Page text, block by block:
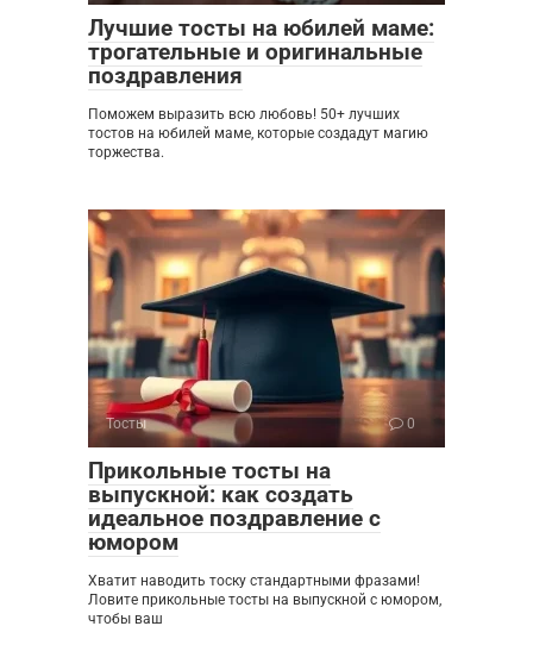
Лучшие тосты на юбилей маме:
трогательные и оригинальные
поздравления
Поможем выразить всю любовь! 50+ лучших
тостов на юбилей маме, которые создадут магию
торжества.
Тосты 0
Прикольные тосты на
выпускной: как создать
идеальное поздравление с
юмором
Хватит наводить тоску стандартными фразами!
Ловите прикольные тосты на выпускной с юмором,
чтобы ваш